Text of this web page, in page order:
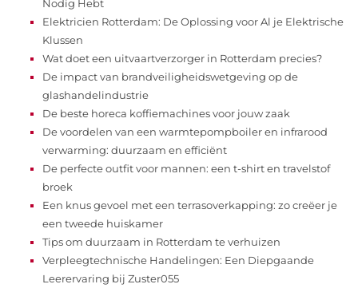
Nodig Hebt
Elektricien Rotterdam: De Oplossing voor Al je Elektrische
Klussen
Wat doet een uitvaartverzorger in Rotterdam precies?
De impact van brandveiligheidswetgeving op de
glashandelindustrie
De beste horeca koffiemachines voor jouw zaak
De voordelen van een warmtepompboiler en infrarood
verwarming: duurzaam en efficiënt
De perfecte outfit voor mannen: een t-shirt en travelstof
broek
Een knus gevoel met een terrasoverkapping: zo creëer je
een tweede huiskamer
Tips om duurzaam in Rotterdam te verhuizen
Verpleegtechnische Handelingen: Een Diepgaande
Leerervaring bij Zuster055